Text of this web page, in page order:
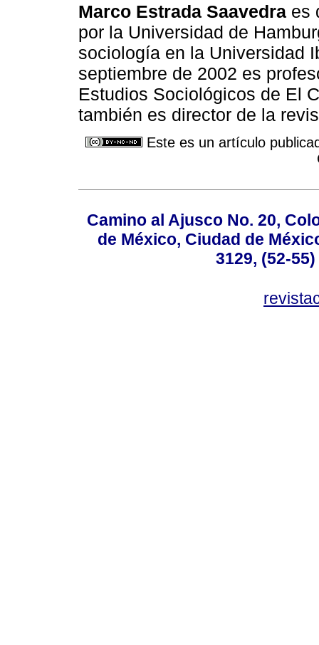
Marco Estrada Saavedra es
por la Universidad de
sociología en la Universidad
septiembre de 2002 es
Estudios Sociológicos de El
también es director de la
Este es un artículo
Camino al Ajusco No. 20,
de México, Ciudad de
3129, (52-